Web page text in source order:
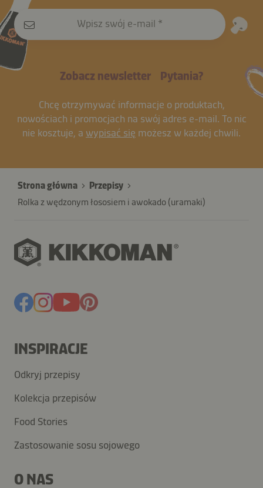
Wpisz swój e-mail
Zobacz newsletter Pytania?
Chcę otrzymywać informacje o produktach,
nowościach i promocjach na swój adres e-mail. To nic
nie kosztuje, a wypisać się możesz w każdej chwili.
Strona główna
Przepisy
Rolka z wędzonym łososiem i awokado (uramaki)
INSPIRACJE
Odkryj przepisy
Kolekcja przepisów
Food Stories
Zastosowanie sosu sojowego
O NAS